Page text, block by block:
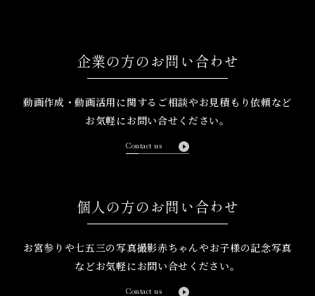
企業の方のお問い合わせ
動画作成・動画活用に関するご相談やお見積もり依頼など
お気軽にお問い合せください。
Contact us
個人の方のお問い合わせ
お宮参りや七五三の写真撮影赤ちゃんやお子様の記念写真
などお気軽にお問い合せください。
Contact us